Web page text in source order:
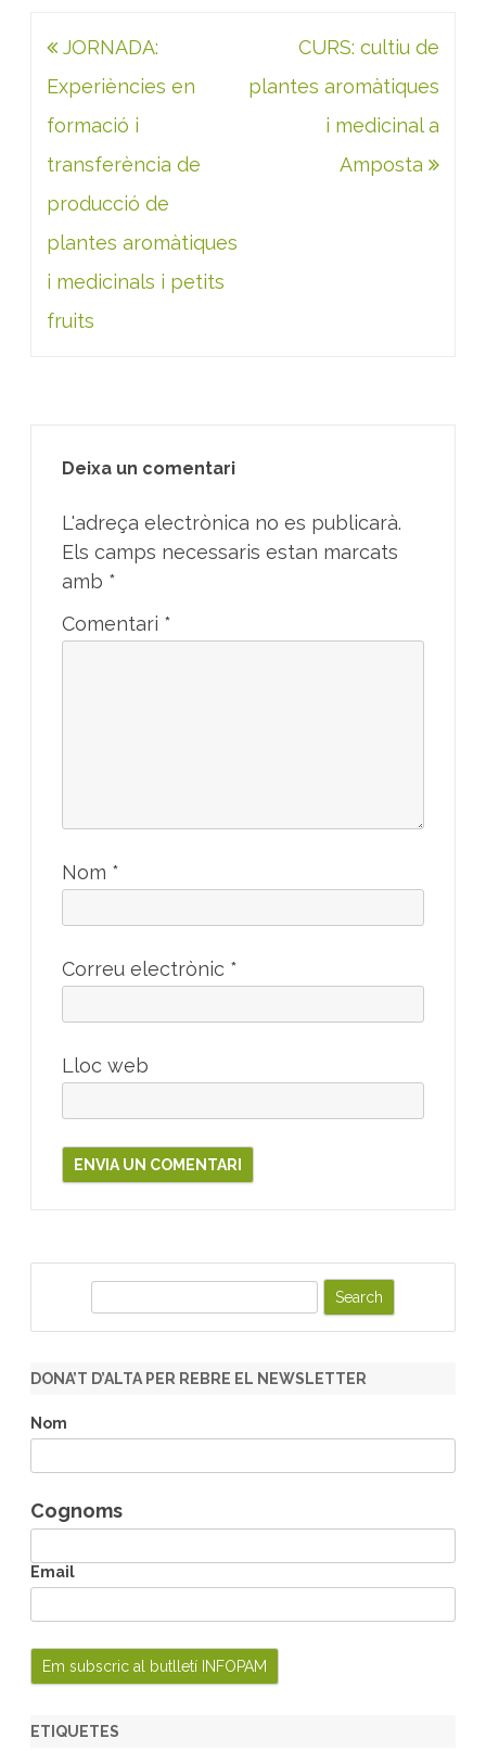
Navegació
d'entrades
JORNADA:
Experiències en
formació i
transferència de
producció de
plantes aromàtiques
i medicinals i petits
fruits
CURS: cultiu de
plantes aromàtiques
i medicinal a
Amposta
Deixa un comentari
L'adreça electrònica no es publicarà.
Els camps necessaris estan marcats
amb *
Comentari *
Nom *
Correu electrònic *
Lloc web
r
h
DONA’T D’ALTA PER REBRE EL NEWSLETTER
Nom
Cognoms
Email
ETIQUETES